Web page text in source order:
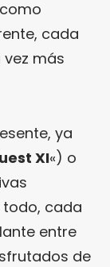
cada
más
ya
XI«) o
todo, cada
entre
de